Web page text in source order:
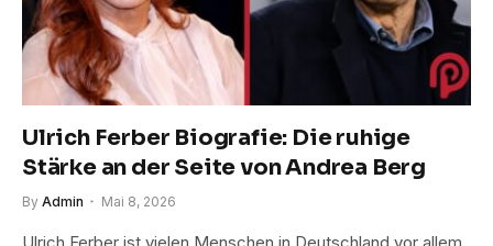
Ulrich Ferber Biografie: Die ruhige
Stärke an der Seite von Andrea Berg
By Admin Mai 8, 2026
Ulrich Ferber ist vielen Menschen in Deutschland vor allem